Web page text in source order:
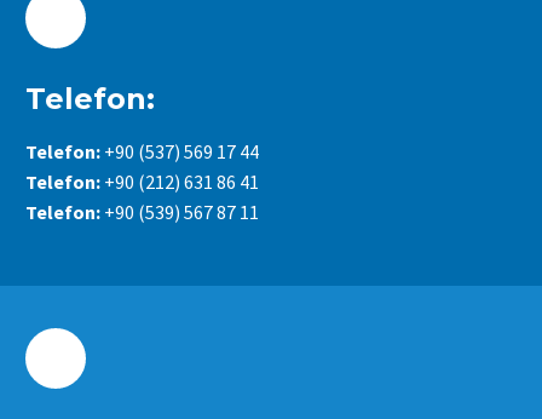
Telefon:
Telefon: +90 (537) 569 17 44
Telefon: +90 (212) 631 86 41
Telefon: +90 (539) 567 87 11